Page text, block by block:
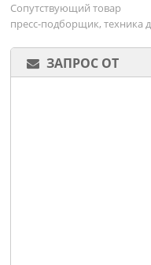
Сопутствующий товар
пресс-подборщик, техника
ЗАПРОС ОТ